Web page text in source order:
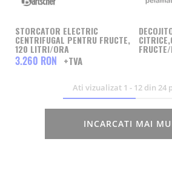
STORCATOR ELECTRIC
CENTRIFUGAL PENTRU FRUCTE,
120 LITRI/ORA
3.260 RON
Ati vizualizat 1 - 12din 24
INCARCATI MAI